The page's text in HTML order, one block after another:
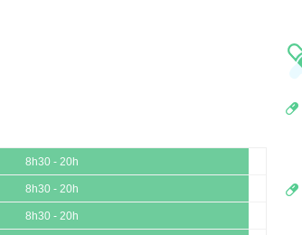
8h30 - 20h
8h30 - 20h
8h30 - 20h